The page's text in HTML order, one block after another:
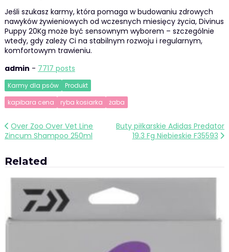
Jeśli szukasz karmy, która pomaga w budowaniu zdrowych
nawyków żywieniowych od wczesnych miesięcy życia, Divinus
Puppy 20Kg może być sensownym wyborem – szczególnie
wtedy, gdy zależy Ci na stabilnym rozwoju i regularnym,
komfortowym trawieniu.
admin - 7717 posts
Karmy dla psów
Produkt
kapibara cena
ryba kosiarka żaba
Nawigacja
wpisu
Over Zoo Over Vet Line
Zincum Shampoo 250ml
Buty piłkarskie Adidas Predator
19.3 Fg Niebieskie F35593
Related